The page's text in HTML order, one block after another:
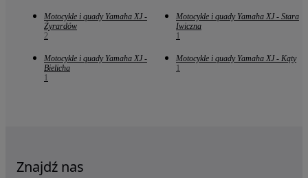
Motocykle i quady Yamaha XJ -
Żyrardów
2
Motocykle i quady Yamaha XJ - Stara
Iwiczna
1
Motocykle i quady Yamaha XJ -
Bielicha
1
Motocykle i quady Yamaha XJ - Kąty
1
Znajdź nas